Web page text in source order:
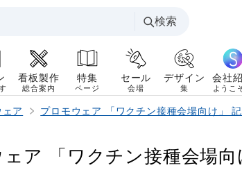
検索
看板製作
総合案内
特集
ページ
セール
会場
デザイン
集
会社
ようこ
ア プロモウェア 「ワクチン接種会場向け」
ア 「ワクチン接種会場